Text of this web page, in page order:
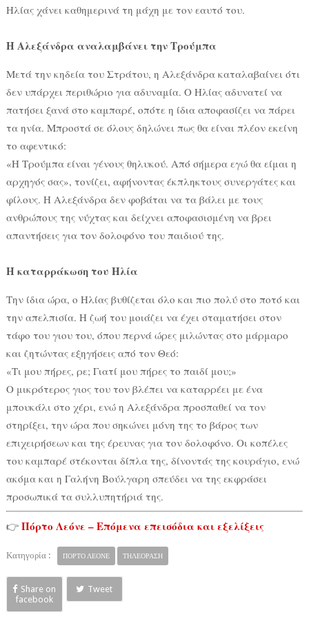
Ηλίας χάνει καθημερινά τη μάχη με τον εαυτό του.
Η Αλεξάνδρα αναλαμβάνει την Τρούμπα
Μετά την κηδεία του Στράτου, η Αλεξάνδρα καταλαβαίνει ότι
δεν υπάρχει περιθώριο για αδυναμία. Ο Ηλίας αδυνατεί να
πατήσει ξανά στο καμπαρέ, οπότε η ίδια αποφασίζει να πάρει
τα ηνία. Μπροστά σε όλους δηλώνει πως θα είναι πλέον εκείνη
το αφεντικό:
«Η Τρούμπα είναι γένους θηλυκού. Από σήμερα εγώ θα είμαι η
αρχηγός σας», τονίζει, αφήνοντας έκπληκτους συνεργάτες και
φίλους. Η Αλεξάνδρα δεν φοβάται να τα βάλει με τους
ανθρώπους της νύχτας και δείχνει αποφασισμένη να βρει
απαντήσεις για τον δολοφόνο του παιδιού της.
Η καταρράκωση του Ηλία
Την ίδια ώρα, ο Ηλίας βυθίζεται όλο και πιο πολύ στο ποτό και
την απελπισία. Η ζωή του μοιάζει να έχει σταματήσει στον
τάφο του γιου του, όπου περνά ώρες μιλώντας στο μάρμαρο
και ζητώντας εξηγήσεις από τον Θεό:
«Τι μου πήρες, ρε; Γιατί μου πήρες το παιδί μου;»
Ο μικρότερος γιος του τον βλέπει να καταρρέει με ένα
μπουκάλι στο χέρι, ενώ η Αλεξάνδρα προσπαθεί να τον
στηρίξει, την ώρα που σηκώνει μόνη της το βάρος των
επιχειρήσεων και της έρευνας για τον δολοφόνο. Οι κοπέλες
του καμπαρέ στέκονται δίπλα της, δίνοντάς της κουράγιο, ενώ
ακόμα και η Γαλήνη Βούλγαρη σπεύδει να της εκφράσει
προσωπικά τα συλλυπητήριά της.
👉 Πόρτο Λεόνε – Επόμενα επεισόδια και εξελίξεις
Κατηγορία : ΠΟΡΤΟ ΛΕΟΝΕ ΤΗΛΕΟΡΑΣΗ
Share on
facebook
Tweet